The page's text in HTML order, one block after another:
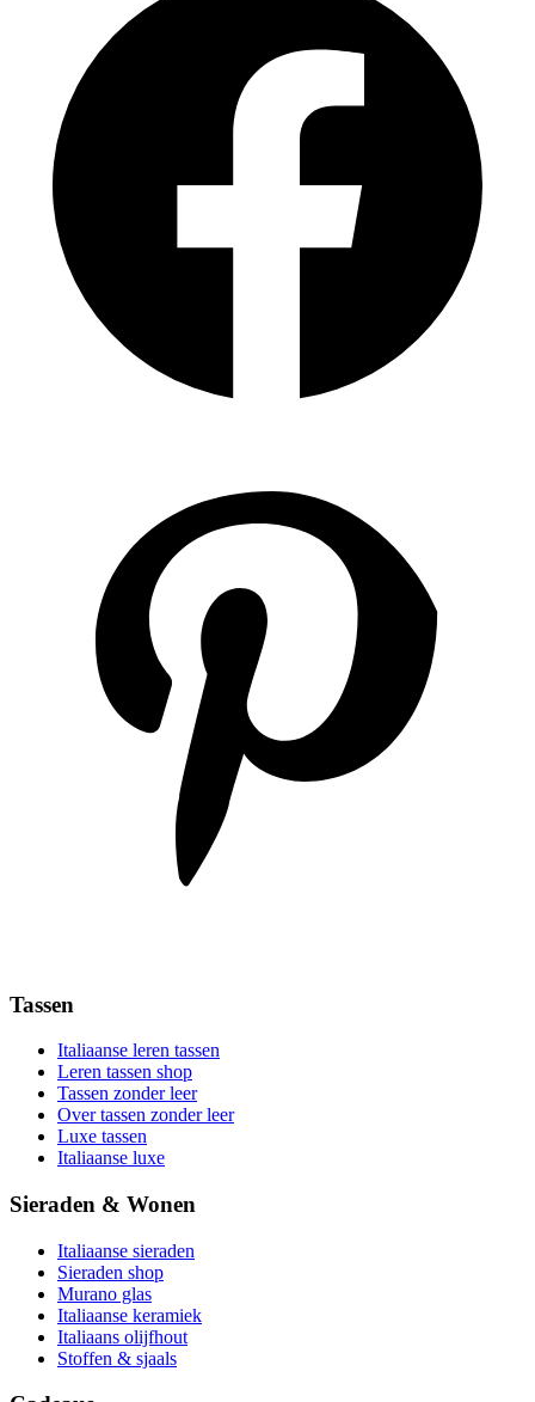
Tassen
Italiaanse leren tassen
Leren tassen shop
Tassen zonder leer
Over tassen zonder leer
Luxe tassen
Italiaanse luxe
Sieraden & Wonen
Italiaanse sieraden
Sieraden shop
Murano glas
Italiaanse keramiek
Italiaans olijfhout
Stoffen & sjaals